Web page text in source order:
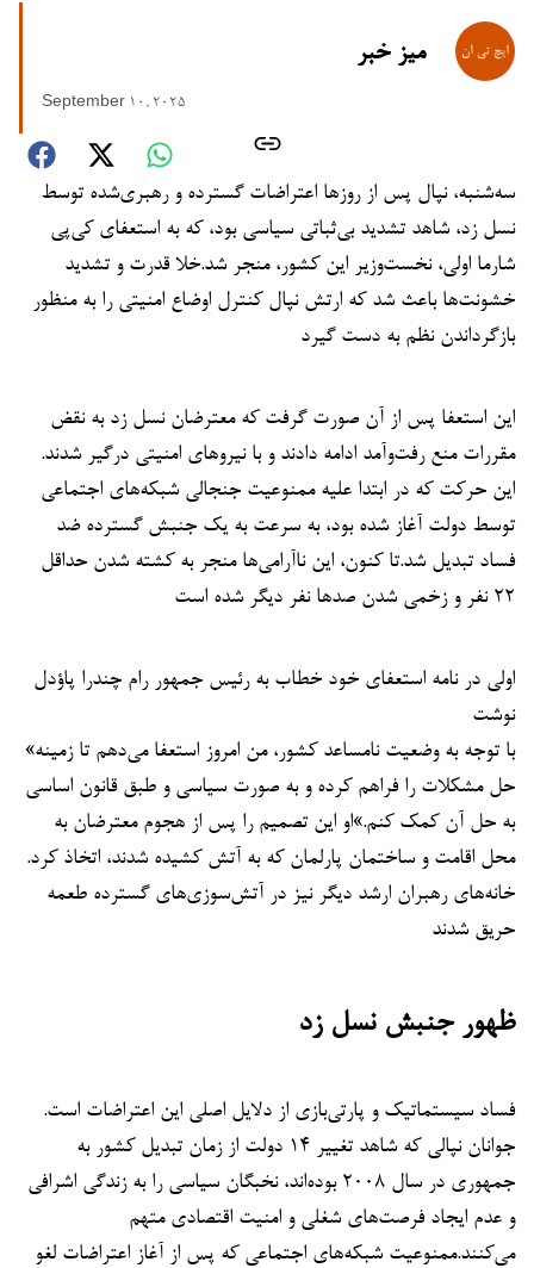
میز خبر
September 10, 2025
سه‌شنبه، نپال پس از روزها اعتراضات گسترده و رهبری‌شده توسط
نسل زد، شاهد تشدید بی‌ثباتی سیاسی بود، که به استعفای کی‌پی
شارما اولی، نخست‌وزیر این کشور، منجر شد.خلا قدرت و تشدید
خشونت‌ها باعث شد که ارتش نپال کنترل اوضاع امنیتی را به منظور
بازگرداندن نظم به دست گیرد
این استعفا پس از آن صورت گرفت که معترضان نسل زد به نقض
مقررات منع رفت‌وآمد ادامه دادند و با نیروهای امنیتی درگیر شدند.
این حرکت که در ابتدا علیه ممنوعیت جنجالی شبکه‌های اجتماعی
توسط دولت آغاز شده بود، به سرعت به یک جنبش گسترده ضد
فساد تبدیل شد.تا کنون، این ناآرامی‌ها منجر به کشته شدن حداقل
۲۲ نفر و زخمی شدن صدها نفر دیگر شده است
اولی در نامه استعفای خود خطاب به رئیس جمهور رام چندرا پاؤدل
نوشت
«با توجه به وضعیت نامساعد کشور، من امروز استعفا می‌دهم تا زمینه
حل مشکلات را فراهم کرده و به صورت سیاسی و طبق قانون اساسی
به حل آن کمک کنم.»او این تصمیم را پس از هجوم معترضان به
محل اقامت و ساختمان پارلمان که به آتش کشیده شدند، اتخاذ کرد.
خانه‌های رهبران ارشد دیگر نیز در آتش‌سوزی‌های گسترده طعمه
حریق شدند
ظهور جنبش نسل زد
فساد سیستماتیک و پارتی‌بازی از دلایل اصلی این اعتراضات است.
جوانان نپالی که شاهد تغییر ۱۴ دولت از زمان تبدیل کشور به
جمهوری در سال ۲۰۰۸ بوده‌اند، نخبگان سیاسی را به زندگی اشرافی
و عدم ایجاد فرصت‌های شغلی و امنیت اقتصادی متهم
می‌کنند.ممنوعیت شبکه‌های اجتماعی که پس از آغاز اعتراضات لغو